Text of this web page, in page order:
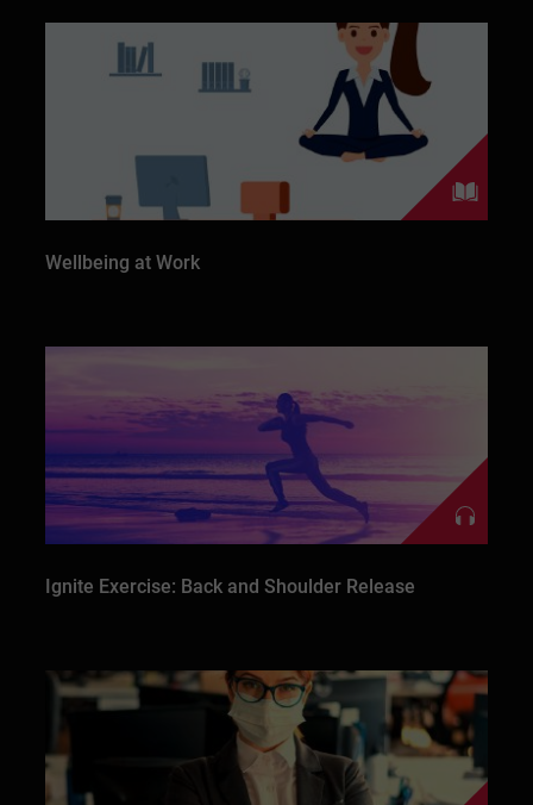
Wellbeing at Work
Ignite Exercise: Back and Shoulder Release